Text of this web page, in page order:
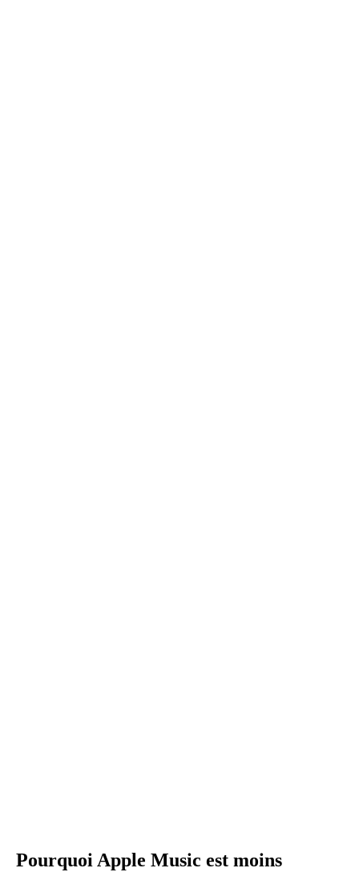
Pourquoi Apple Music est moins